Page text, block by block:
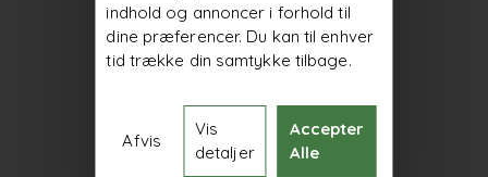
indhold og annoncer i forhold til
dine præferencer. Du kan til enhver
tid trække din samtykke tilbage.
Afvis
Vis
detaljer
Accepter
Alle